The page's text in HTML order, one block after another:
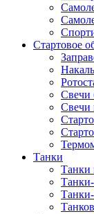
Стартовое
Свечи
Свечи
Танки
Танки